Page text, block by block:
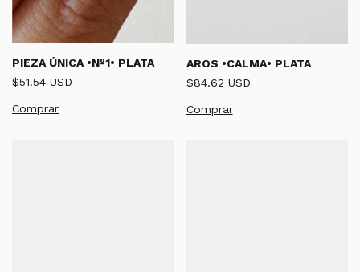
PIEZA ÚNICA •Nº1• PLATA
$51.54 USD
Comprar
AROS •CALMA• PLATA
$84.62 USD